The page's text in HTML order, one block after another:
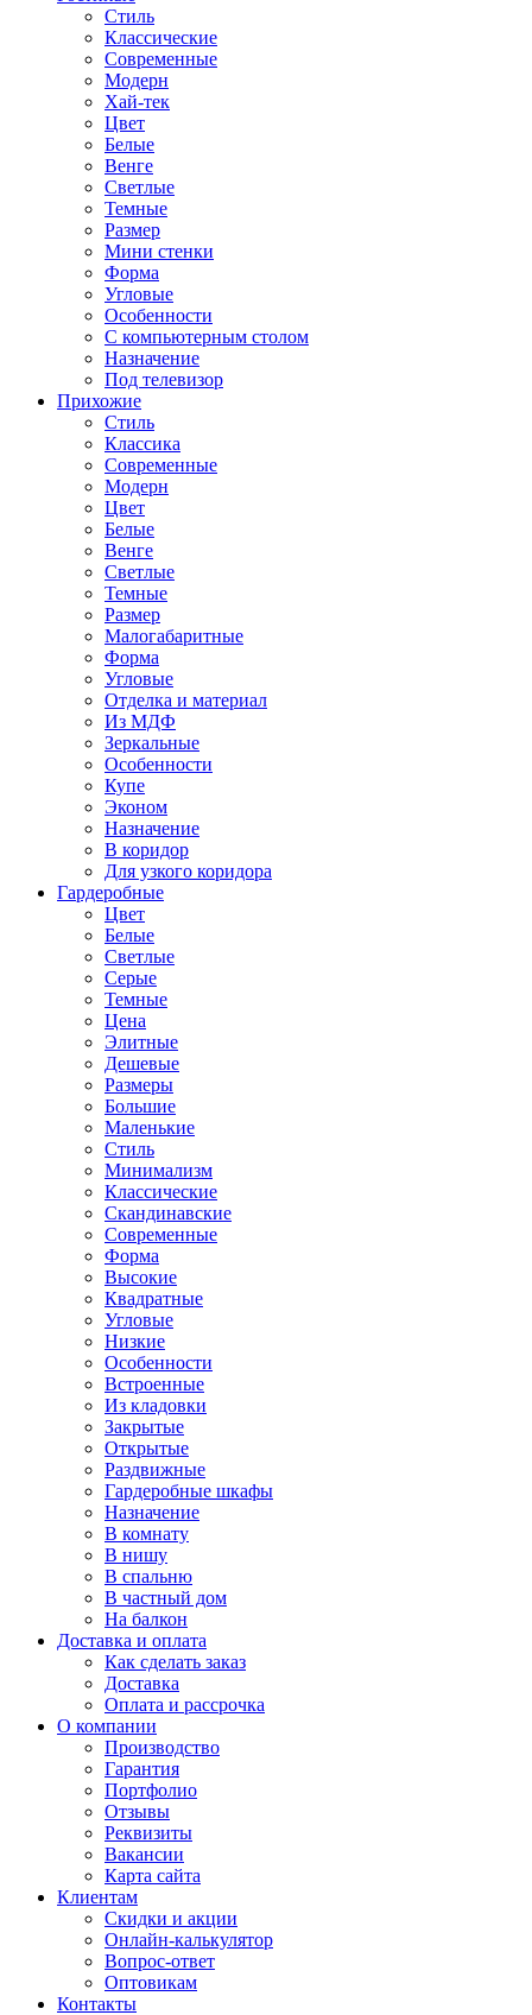
Стиль
Классические
Современные
Модерн
Хай-тек
Цвет
Белые
Венге
Светлые
Темные
Размер
Мини стенки
Форма
Угловые
Особенности
С компьютерным столом
Назначение
Под телевизор
Прихожие
Стиль
Классика
Современные
Модерн
Цвет
Белые
Венге
Светлые
Темные
Размер
Малогабаритные
Форма
Угловые
Отделка и материал
Из МДФ
Зеркальные
Особенности
Купе
Эконом
Назначение
В коридор
Для узкого коридора
Гардеробные
Цвет
Белые
Светлые
Серые
Темные
Цена
Элитные
Дешевые
Размеры
Большие
Маленькие
Стиль
Минимализм
Классические
Скандинавские
Современные
Форма
Высокие
Квадратные
Угловые
Низкие
Особенности
Встроенные
Из кладовки
Закрытые
Открытые
Раздвижные
Гардеробные шкафы
Назначение
В комнату
В нишу
В спальню
В частный дом
На балкон
Доставка и оплата
Как сделать заказ
Доставка
Оплата и рассрочка
О компании
Производство
Гарантия
Портфолио
Отзывы
Реквизиты
Вакансии
Карта сайта
Клиентам
Скидки и акции
Онлайн-калькулятор
Вопрос-ответ
Оптовикам
Контакты